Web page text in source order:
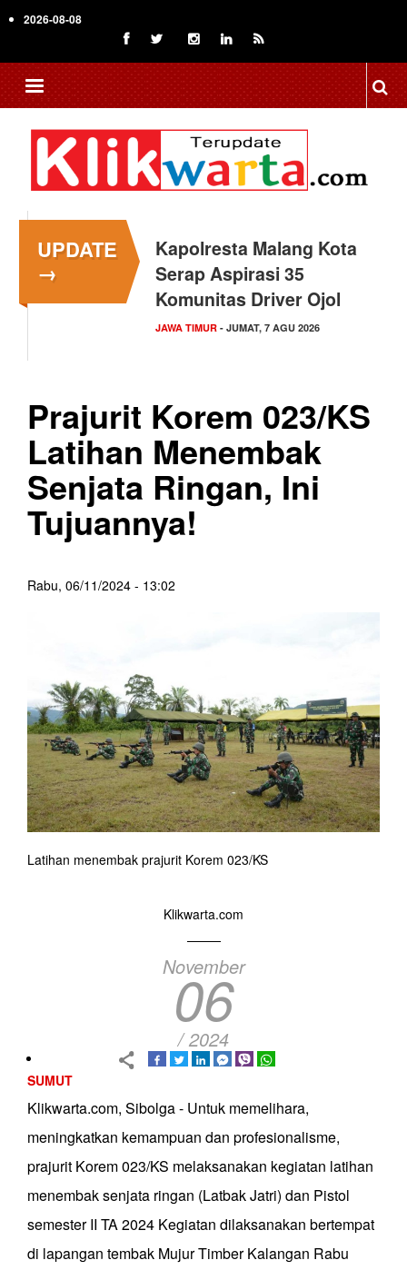
to
content
2026-08-08
UPDATE
→
Kapolresta Malang Kota
Serap Aspirasi 35
Komunitas Driver Ojol
JAWA TIMUR - JUMAT, 7 AGU 2026
Prajurit Korem 023/KS
Latihan Menembak
Senjata Ringan, Ini
Tujuannya!
Rabu, 06/11/2024 - 13:02
Latihan menembak prajurit Korem 023/KS
Klikwarta.com
November
06
/ 2024
SUMUT
Klikwarta.com, Sibolga - Untuk memelihara,
meningkatkan kemampuan dan profesionalisme,
prajurit Korem 023/KS melaksanakan kegiatan latihan
menembak senjata ringan (Latbak Jatri) dan Pistol
semester II TA 2024 Kegiatan dilaksanakan bertempat
di lapangan tembak Mujur Timber Kalangan Rabu